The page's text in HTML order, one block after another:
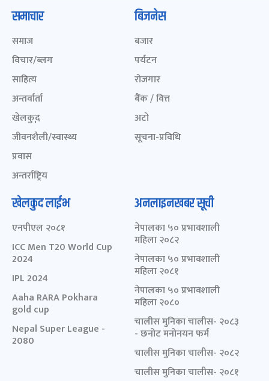
समाचार
समाज
विचार/ब्लग
साहित्य
अन्तर्वार्ता
खेलकुद़़
जीवनशैली/स्वास्थ्य
प्रवास
अन्तर्राष्ट्रिय
बिजनेस
बजार
पर्यटन
रोजगार
बैंक / वित्त
अटो
सूचना-प्रविधि
खेलकुद लाईभ
एनपीएल २०८१
ICC Men T20 World Cup
2024
IPL 2024
Aaha RARA Pokhara
gold cup
Nepal Super League -
2080
अनलाइनखबर सूची
नेपालका ५० प्रभावशाली
महिला २०८२
नेपालका ५० प्रभावशाली
महिला २०८१
नेपालका ५० प्रभावशाली
महिला २०८०
चालीस मुनिका चालीस- २०८३
- छनोट मनोनयन फर्म
चालीस मुनिका चालीस- २०८२
चालीस मुनिका चालीस- २०८१